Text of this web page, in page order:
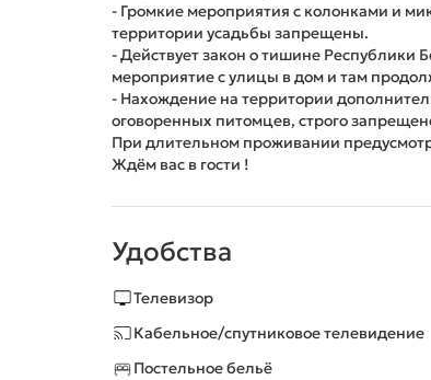
- Громкие мероприятия с колонками и
территории усадьбы запрещены.
- Действует закон о тишине Республики
мероприятие с улицы в дом и там
- Нахождение на территории
оговоренных питомцев, строго
При длительном проживании
Ждём вас в гости !
Удобства
Телевизор
Кабельное/спутниковое телевидение
Постельное бельё